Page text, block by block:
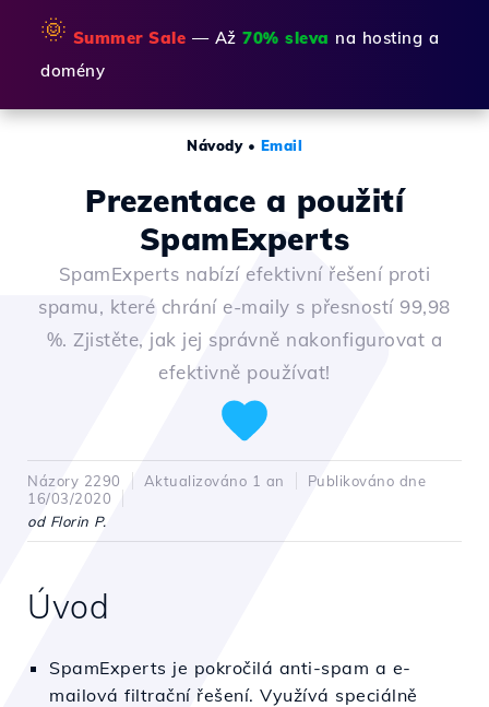
🌞 Summer Sale — Až 70% sleva na hosting a
domény
Návody• Email
Prezentace a použití
SpamExperts
SpamExperts nabízí efektivní řešení proti
spamu, které chrání e-maily s přesností 99,98
%. Zjistěte, jak jej správně nakonfigurovat a
efektivně používat!
Názory 2290 Aktualizováno 1 an
Publikováno dne
16/03/2020
od Florin P.
Úvod
SpamExperts je pokročilá anti-spam a e-
mailová filtrační řešení. Využívá speciálně